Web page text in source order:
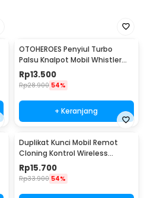
OTOHEROES Penyiul Turbo
Palsu Knalpot Mobil Whistler
1000-1800cc M 1.6-2.0 - TUR007
Rp13.500
Rp28.900 54%
+ Keranjang
Duplikat Kunci Mobil Remot
Cloning Kontrol Wireless
433.92MHz 1 PCS - WE32
Rp15.700
Rp33.900 54%